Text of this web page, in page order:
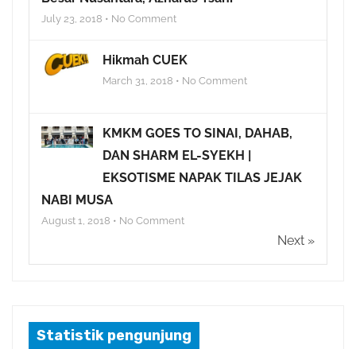
July 23, 2018 • No Comment
Hikmah CUEK
March 31, 2018 • No Comment
KMKM GOES TO SINAI, DAHAB,
DAN SHARM EL-SYEKH |
EKSOTISME NAPAK TILAS JEJAK
NABI MUSA
August 1, 2018 • No Comment
Next »
Statistik pengunjung